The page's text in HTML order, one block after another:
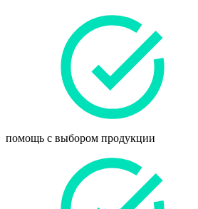
помощь с выбором продукции